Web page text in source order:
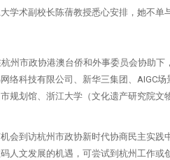
学术副校长陈蒨教授悉心安排，她不
州市政协港澳台侨和外事委员会协助
络科技有限公司、新华三集团、AIGC
规划馆、浙江大学（文化遗产研究院
会到访杭州市政协新时代协商民主实
人文发展的机遇，可尝试到杭州工作或